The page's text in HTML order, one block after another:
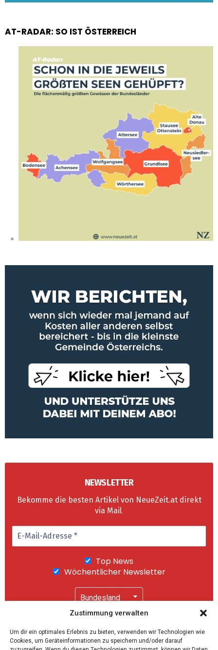
Zustimmung verwalten
Um dir ein optimales Erlebnis zu bieten, verwenden wir Technologien wie
Cookies, um Geräteinformationen zu speichern und/oder darauf
AT-RADAR: SO IST ÖSTERREICH
NEWSLETTER
Bekomme die besten Artikel von NeueZeit.at direkt
via Mail.
Top News
Wöchentlicher Newsletter
"Abonnieren" akzeptierst Du unsere
Datenschutzerklärung.